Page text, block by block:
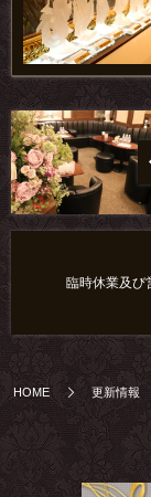
臨時休業及び
HOME 更新情報